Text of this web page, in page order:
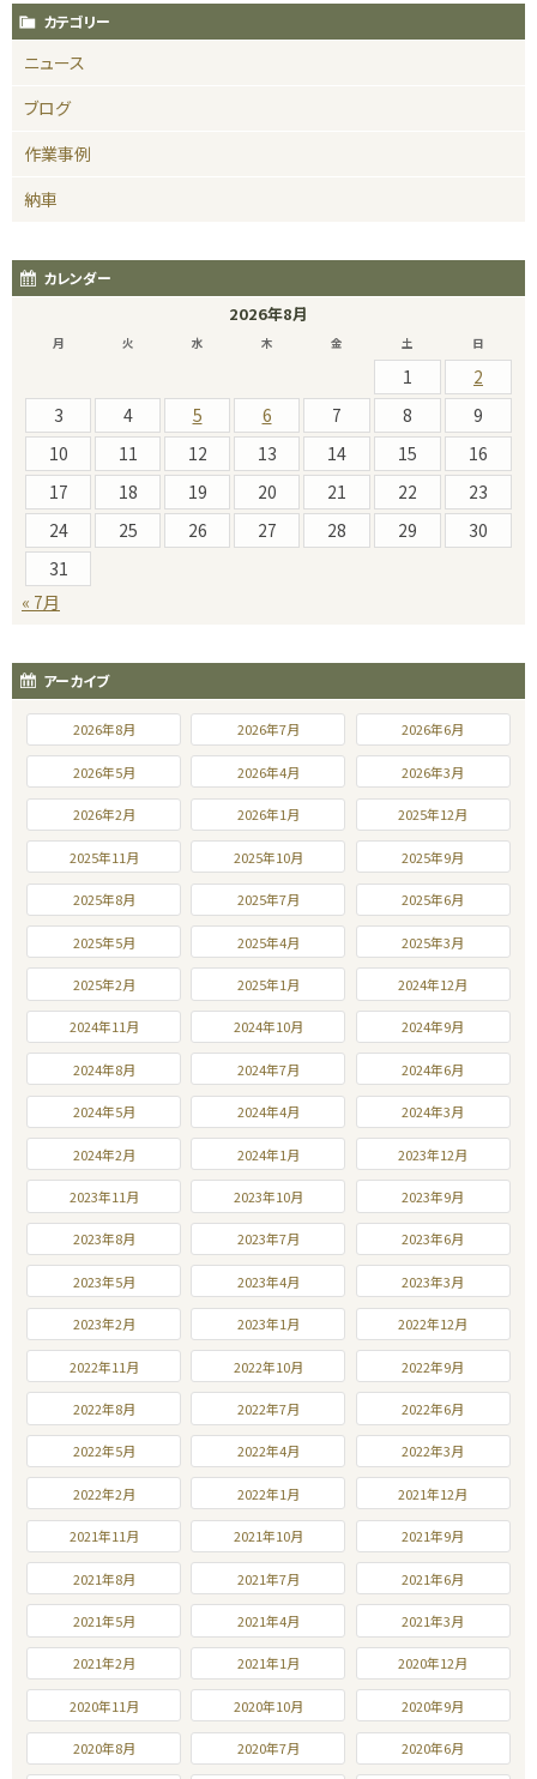
カテゴリー
ニュース
ブログ
作業事例
納車
カレンダー
2026年8月
月 火 水 木 金 土 日
1
2
3
4 5 6 7 8
9
10
11 12 13 14 15
16
17
18 19 20 21 22
23
24
25 26 27 28 29
30
31
« 7月
アーカイブ
2026年8月 2026年7月 2026年6月
2026年5月 2026年4月 2026年3月
2026年2月 2026年1月 2025年12月
2025年11月 2025年10月 2025年9月
2025年8月 2025年7月 2025年6月
2025年5月 2025年4月 2025年3月
2025年2月 2025年1月 2024年12月
2024年11月 2024年10月 2024年9月
2024年8月 2024年7月 2024年6月
2024年5月 2024年4月 2024年3月
2024年2月 2024年1月 2023年12月
2023年11月 2023年10月 2023年9月
2023年8月 2023年7月 2023年6月
2023年5月 2023年4月 2023年3月
2023年2月 2023年1月 2022年12月
2022年11月 2022年10月 2022年9月
2022年8月 2022年7月 2022年6月
2022年5月 2022年4月 2022年3月
2022年2月 2022年1月 2021年12月
2021年11月 2021年10月 2021年9月
2021年8月 2021年7月 2021年6月
2021年5月 2021年4月 2021年3月
2021年2月 2021年1月 2020年12月
2020年11月 2020年10月 2020年9月
2020年8月 2020年7月 2020年6月